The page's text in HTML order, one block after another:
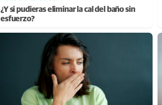
¿Y si pudieras eliminar la cal del baño sin
esfuerzo?